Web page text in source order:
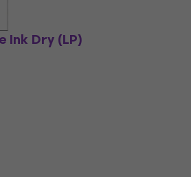
Ink Dry (LP)